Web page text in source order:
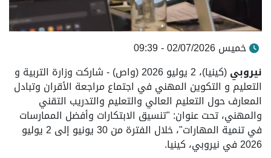
خميس 02/07/2026 - 09:39
نيروبي
(كينيا)، 2 يوليو 2026 (واص) - شاركت وزارة التربية و
التعليم و التكوين المهني في اجتماع مراجعة الأقران وتبادل
المعارف حول التعليم العالي والتعليم والتدريب التقني
والمهني، تحت عنوان: "تنسيق الابتكارات وأفضل الممارسات
في تنمية المهارات"، خلال الفترة من 30 يونيو إلى 2 يوليو
2026 في نيروبي، كينيا.